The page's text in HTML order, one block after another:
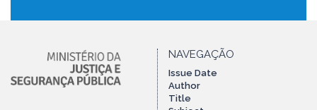
NAVEGAÇÃO
Issue Date
Author
Title